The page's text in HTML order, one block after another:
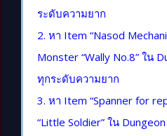
ระดับความยาก
2. หา Item “Nasod
Monster “Wally No.8” ใน
ทุกระดับความยาก
3. หา Item “Spanner for
“Little Soldier” ใน